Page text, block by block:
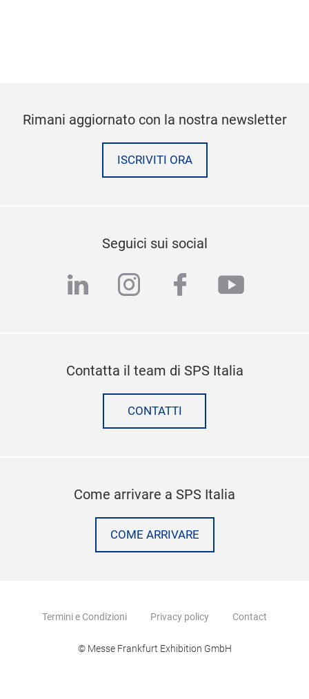
Rimani aggiornato con la nostra newsletter
ISCRIVITI ORA
Seguici sui social
linkedininstagram
facebook
Contatta il team di SPS Italia
CONTATTI
Come arrivare a SPS Italia
COME ARRIVARE
Termini e Condizioni Privacy policy Contact
© Messe Frankfurt Exhibition GmbH